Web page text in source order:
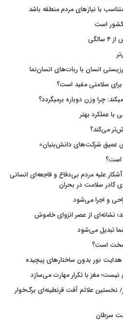
با نیازهای مردم منطقه باشد
کشور است
انسان با ربات‌های انسان‌نما
سلامتی مفید است؟
چرا وزن دوباره برمیگردد؟
با عملکرد بهتر
می‌کند؟
عمیق شرکت‌های دانش‌بنیان»
است؟
علیه مردم بی‌دفاع و فاجعه‌ای انسانی
کادر سلامت در بحران
و اجرا می‌شود
نشانه‌ای از عصر انزوای خاموش
تبدیل می‌شود
است؟
هدایت نور بدون ساختارهای پیچیده
مغز با تکرار مهارت می‌سازد
نخستین علائم آفت قرنطینه‌ای برگ‌خوار
سرطان